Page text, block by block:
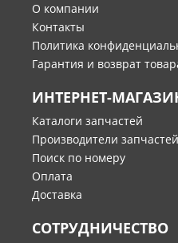
О компании
Контакты
Политика
Гарантия и возврат
ИНТЕРНЕТ-
Каталоги запчастей
Производители запчастей
Поиск по номеру
Оплата
Доставка
СОТРУДНИЧЕСТВО